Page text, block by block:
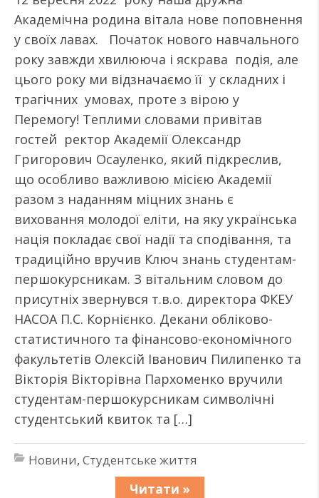
Академічна родина вітала нове поповнення
у своїх лавах. Початок нового навчального
року завжди хвилююча і яскрава подія, але
цього року ми відзначаємо її у складних і
трагічних умовах, проте з вірою у
Перемогу! Теплими словами привітав
гостей ректор Академії Олександр
Григорович Осауленко, який підкреслив,
що особливо важливою місією Академії
разом з наданням міцних знань є
виховання молодої еліти, на яку українська
нація покладає свої надії та сподівання, та
традиційно вручив Ключ знань студентам-
першокурсникам. З вітальним словом до
присутніх звернувся т.в.о. директора ФКЕУ
НАСОА П.С. Корнієнко. Декани обліково-
статистичного та фінансово-економічного
факультетів Олексій Іванович Пилипенко та
Вікторія Вікторівна Пархоменко вручили
студентам-першокурсникам символічні
студентський квиток та […]
Новини, Студентське життя
Читати »